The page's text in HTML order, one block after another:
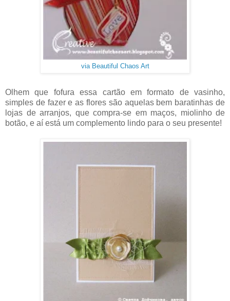
via Beautiful Chaos Art
Olhem que fofura essa cartão em formato de vasinho,
simples de fazer e as flores são aquelas bem baratinhas de
lojas de arranjos, que compra-se em maços, miolinho de
botão, e aí está um complemento lindo para o seu presente!